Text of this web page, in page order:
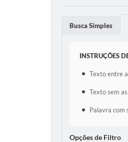
Busca Simples
INSTRUÇÕES
Texto entre
Texto sem
Palavra com
Opções de Filtro